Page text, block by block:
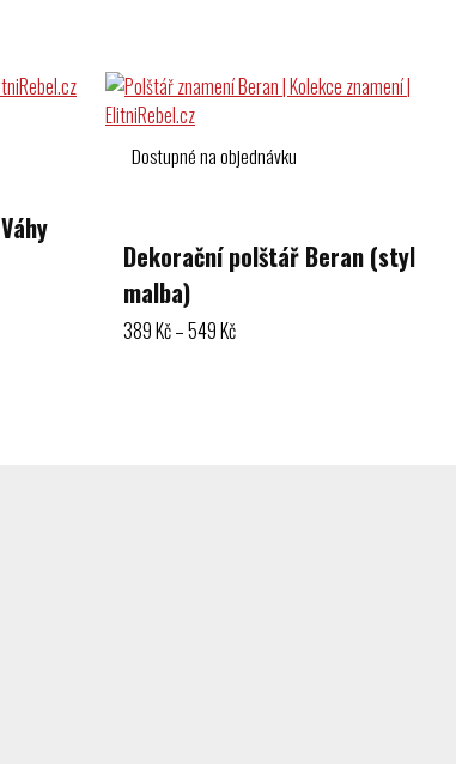
Dostupné na objednávku
Dekorační polštář Beran (styl
malba)
389Kč–549KčRozpětí